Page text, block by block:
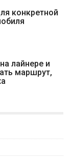
конкретной
лайнере и
маршрут,